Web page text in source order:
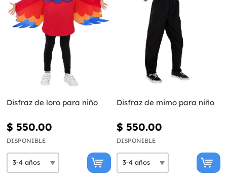
Disfraz de loro para niño
$ 550.00
DISPONIBLE
Disfraz de mimo para niño
$ 550.00
DISPONIBLE